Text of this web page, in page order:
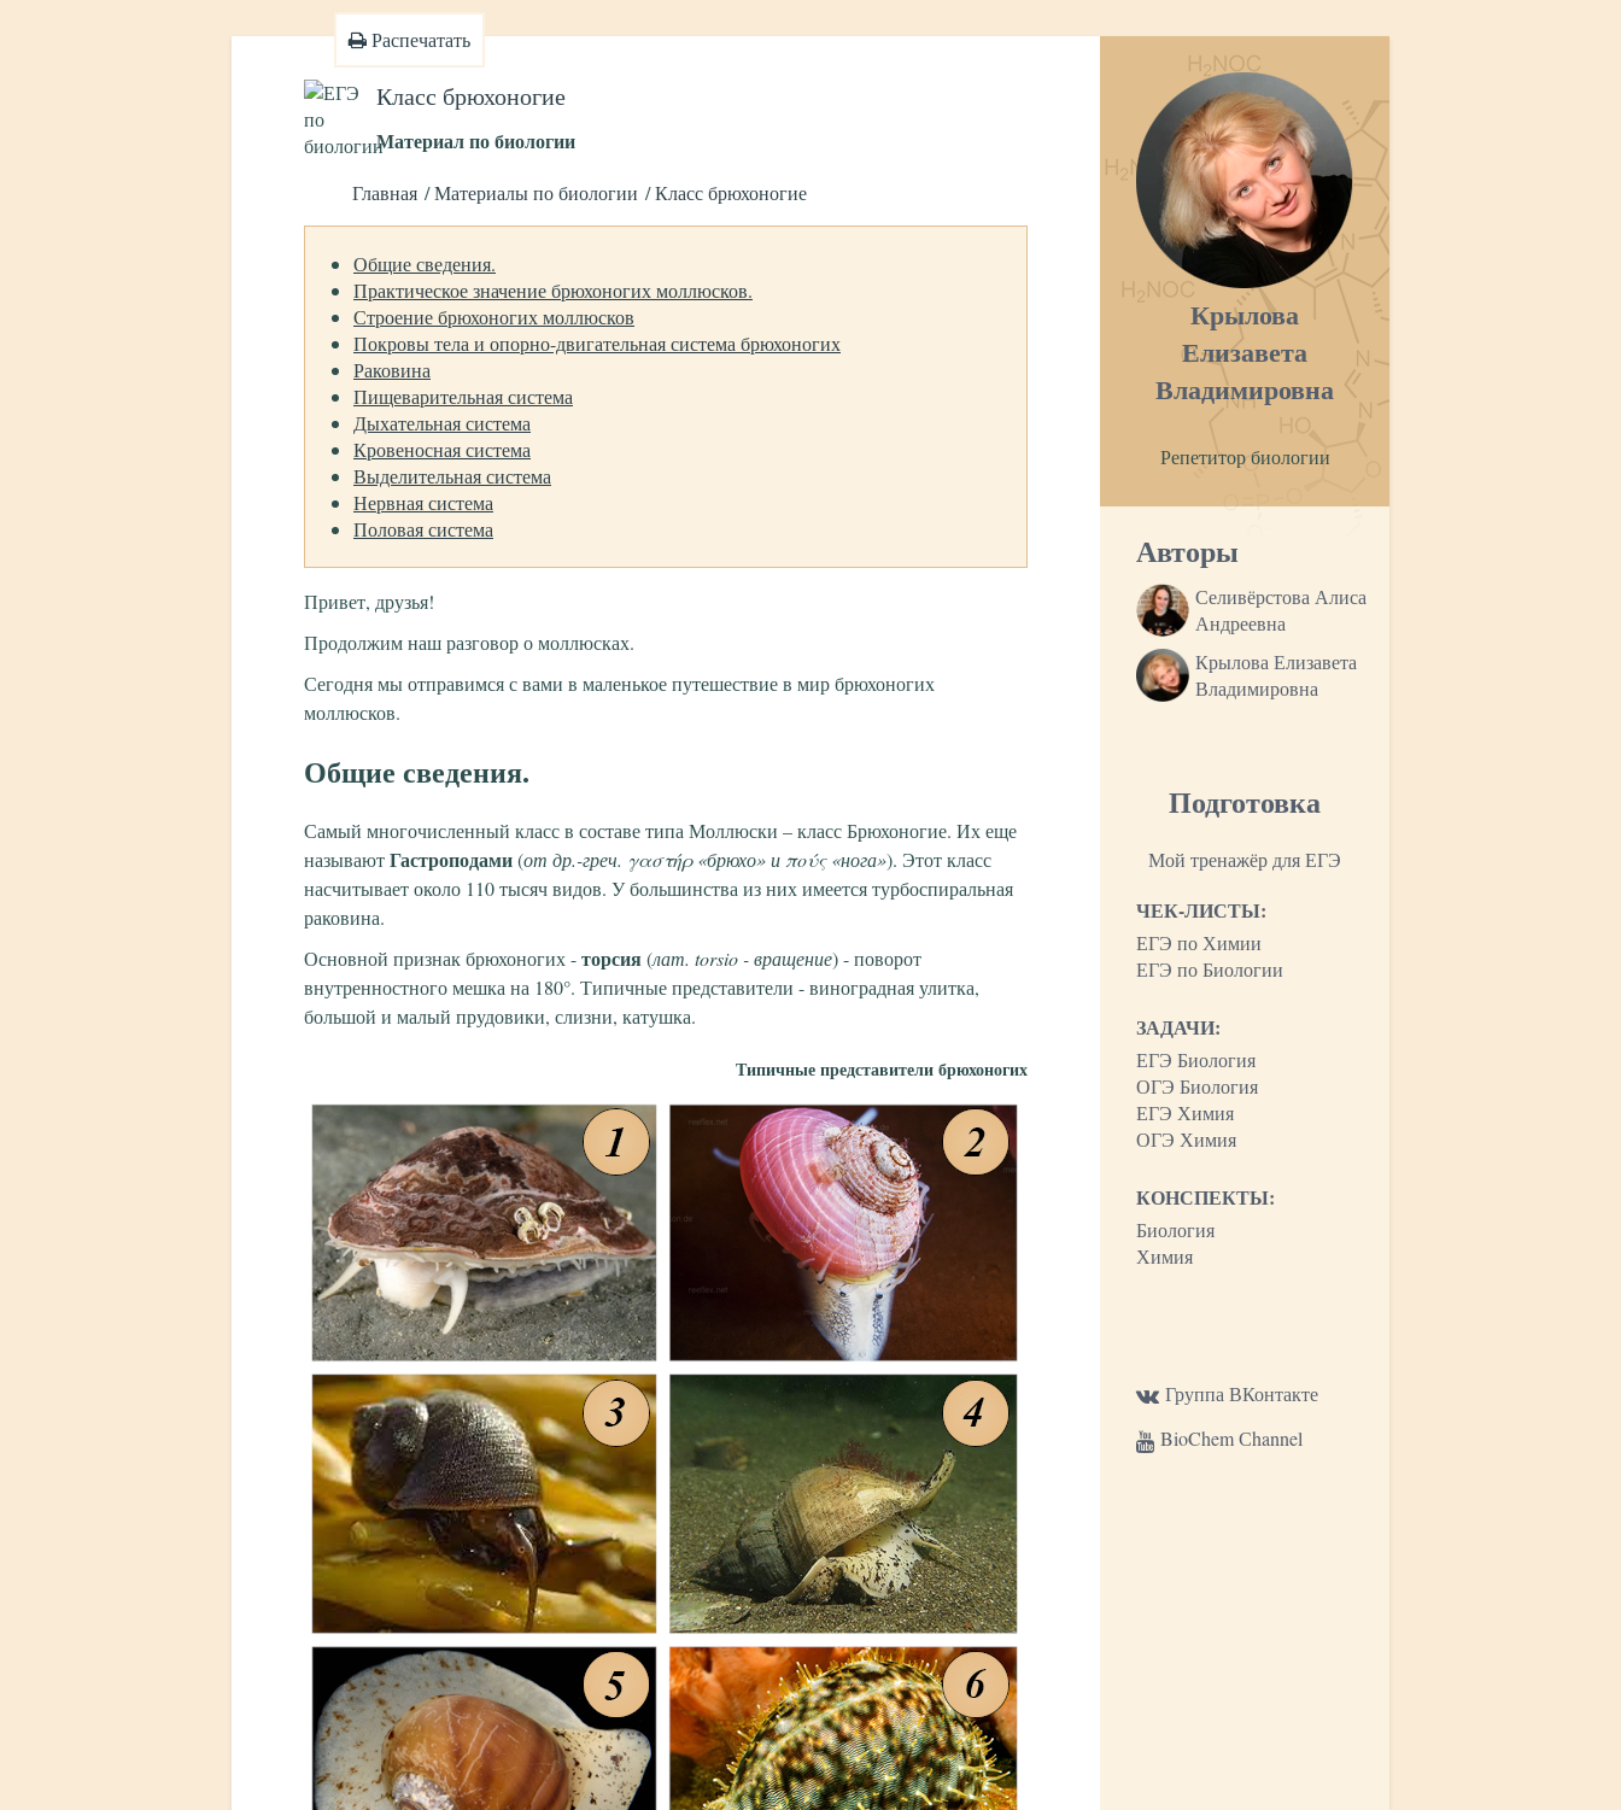
Крылова
Елизавета
Владимировна
Репетитор биологии
Авторы
Селивёрстова Алиса
Андреевна
Крылова Елизавета
Владимировна
Подготовка
Мой тренажёр для ЕГЭ
ЧЕК-ЛИСТЫ:
ЕГЭ по Химии
ЕГЭ по Биологии
ЗАДАЧИ:
ЕГЭ Биология
ОГЭ Биология
ЕГЭ Химия
ОГЭ Химия
КОНСПЕКТЫ:
Биология
Химия
Группа ВКонтакте
BioChem Сhannel
Распечатать
Класс брюхоногие
Материал по биологии
Главная Материалы по биологии Класс брюхоногие
Общие сведения.
Практическое значение брюхоногих моллюсков.
Строение брюхоногих моллюсков
Покровы тела и опорно-двигательная система брюхоногих
Раковина
Пищеварительная система
Дыхательная система
Кровеносная система
Выделительная система
Нервная система
Половая система
Привет, друзья!
Продолжим наш разговор о моллюсках.
Сегодня мы отправимся с вами в маленькое путешествие в мир брюхоногих
моллюсков.
Общие сведения.
Самый многочисленный класс в составе типа Моллюски – класс Брюхоногие. Их еще
называютГастроподами(от др.-греч. γαστήρ «брюхо» и πούς «нога»). Этот класс
насчитывает около 110 тысяч видов. У большинства из них имеется турбоспиральная
раковина.
Основной признак брюхоногих -торсия(лат. torsio - вращение) - поворот
внутренностного мешка на 180°. Типичные представители - виноградная улитка,
большой и малый прудовики, слизни, катушка.
Типичные представители брюхоногих